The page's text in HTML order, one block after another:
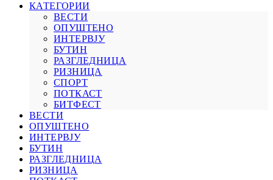
КАТЕГОРИИ
ВЕСТИ
ОПУШТЕНО
ИНТЕРВЈУ
БУТИН
РАЗГЛЕДНИЦА
РИЗНИЦА
СПОРТ
ПОТКАСТ
БИТФЕСТ
ВЕСТИ
ОПУШТЕНО
ИНТЕРВЈУ
БУТИН
РАЗГЛЕДНИЦА
РИЗНИЦА